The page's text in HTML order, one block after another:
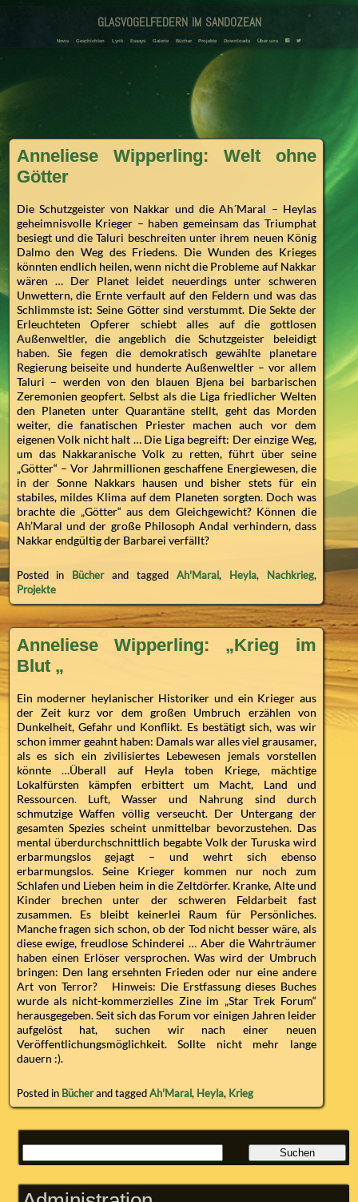
glasvogelfedern im sandozean
Amanda und Adriana Landmann
News Geschichten Lyrik Essays Galerie Bücher Projekte Downloads Über uns F T
Anneliese Wipperling: Welt ohne
Götter
Die Schutzgeister von Nakkar und die Ah´Maral – Heylas
geheimnisvolle Krieger – haben gemeinsam das Triumphat
besiegt und die Taluri beschreiten unter ihrem neuen König
Dalmo den Weg des Friedens. Die Wunden des Krieges
könnten endlich heilen, wenn nicht die Probleme auf Nakkar
wären … Der Planet leidet neuerdings unter schweren
Unwettern, die Ernte verfault auf den Feldern und was das
Schlimmste ist: Seine Götter sind verstummt. Die Sekte der
Erleuchteten Opferer schiebt alles auf die gottlosen
Außenweltler, die angeblich die Schutzgeister beleidigt
haben. Sie fegen die demokratisch gewählte planetare
Regierung beiseite und hunderte Außenweltler – vor allem
Taluri – werden von den blauen Bjena bei barbarischen
Zeremonien geopfert. Selbst als die Liga friedlicher Welten
den Planeten unter Quarantäne stellt, geht das Morden
weiter, die fanatischen Priester machen auch vor dem
eigenen Volk nicht halt … Die Liga begreift: Der einzige Weg,
um das Nakkaranische Volk zu retten, führt über seine
„Götter“ – Vor Jahrmillionen geschaffene Energiewesen, die
in der Sonne Nakkars hausen und bisher stets für ein
stabiles, mildes Klima auf dem Planeten sorgten. Doch was
brachte die „Götter“ aus dem Gleichgewicht? Können die
Ah’Maral und der große Philosoph Andal verhindern, dass
Nakkar endgültig der Barbarei verfällt?
Posted in Bücherand taggedAh'Maral, Heyla, Nachkrieg,
Projekte
Anneliese Wipperling: „Krieg im
Blut „
Ein moderner heylanischer Historiker und ein Krieger aus
der Zeit kurz vor dem großen Umbruch erzählen von
Dunkelheit, Gefahr und Konflikt. Es bestätigt sich, was wir
schon immer geahnt haben: Damals war alles viel grausamer,
als es sich ein zivilisiertes Lebewesen jemals vorstellen
könnte …Überall auf Heyla toben Kriege, mächtige
Lokalfürsten kämpfen erbittert um Macht, Land und
Ressourcen. Luft, Wasser und Nahrung sind durch
schmutzige Waffen völlig verseucht. Der Untergang der
gesamten Spezies scheint unmittelbar bevorzustehen. Das
mental überdurchschnittlich begabte Volk der Turuska wird
erbarmungslos gejagt – und wehrt sich ebenso
erbarmungslos. Seine Krieger kommen nur noch zum
Schlafen und Lieben heim in die Zeltdörfer. Kranke, Alte und
Kinder brechen unter der schweren Feldarbeit fast
zusammen. Es bleibt keinerlei Raum für Persönliches.
Manche fragen sich schon, ob der Tod nicht besser wäre, als
diese ewige, freudlose Schinderei … Aber die Wahrträumer
haben einen Erlöser versprochen. Was wird der Umbruch
bringen: Den lang ersehnten Frieden oder nur eine andere
Art von Terror? Hinweis: Die Erstfassung dieses Buches
wurde als nicht-kommerzielles Zine im „Star Trek Forum“
herausgegeben. Seit sich das Forum vor einigen Jahren leider
aufgelöst hat, suchen wir nach einer neuen
Veröffentlichungsmöglichkeit. Sollte nicht mehr lange
dauern :).
Posted in Bücherand taggedAh'Maral, Heyla, Krieg